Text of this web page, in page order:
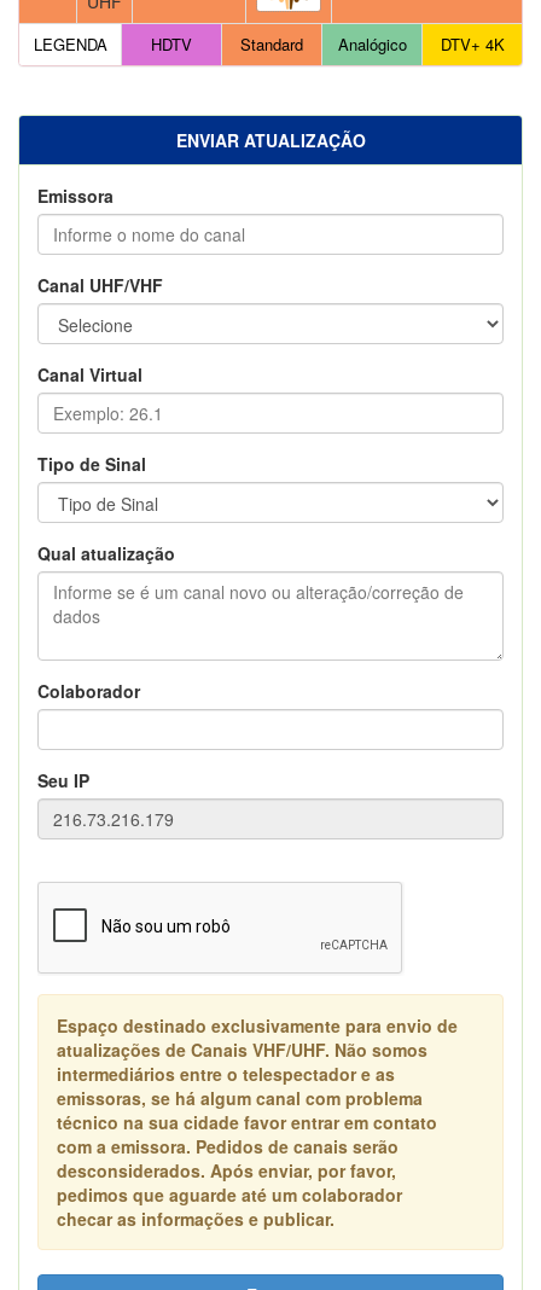
LEGENDA HDTV Standard Analógico DTV+ 4K
ENVIAR ATUALIZAÇÃO
Emissora
Canal UHF/VHF
Canal Virtual
Tipo de Sinal
Qual atualização
Colaborador
Seu IP
Espaço destinado exclusivamente para envio de
atualizações de Canais VHF/UHF. Não somos
intermediários entre o telespectador e as
emissoras, se há algum canal com problema
técnico na sua cidade favor entrar em contato
com a emissora. Pedidos de canais serão
desconsiderados. Após enviar, por favor,
pedimos que aguarde até um colaborador
checar as informações e publicar.